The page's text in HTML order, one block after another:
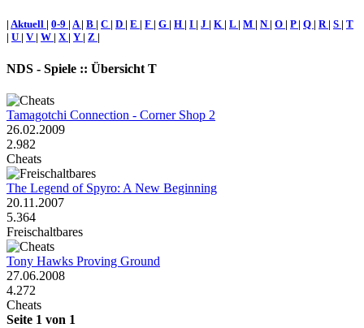
| Aktuell | 0-9 | A| B | C | D | E | F | G | H | I | J | K | L | M | N | O | P | Q | R | S | T
| U | V | W | X | Y | Z |
NDS - Spiele :: Übersicht T
Tamagotchi Connection - Corner Shop 2
26.02.2009
2.982
Cheats
The Legend of Spyro: A New Beginning
20.11.2007
5.364
Freischaltbares
Tony Hawks Proving Ground
27.06.2008
4.272
Cheats
Seite 1 von 1